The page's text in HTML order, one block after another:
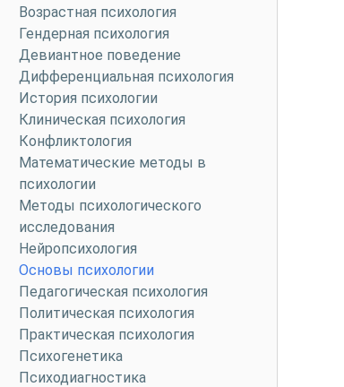
Возрастная психология
Гендерная психология
Девиантное поведение
Дифференциальная психология
История психологии
Клиническая психология
Конфликтология
Математические методы в
психологии
Методы психологического
исследования
Нейропсихология
Основы психологии
Педагогическая психология
Политическая психология
Практическая психология
Психогенетика
Психодиагностика